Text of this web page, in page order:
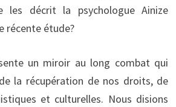
les décrit la psychologue Ainize
récente étude?
un miroir au long combat qui
la récupération de nos droits, de
et culturelles. Nous disions